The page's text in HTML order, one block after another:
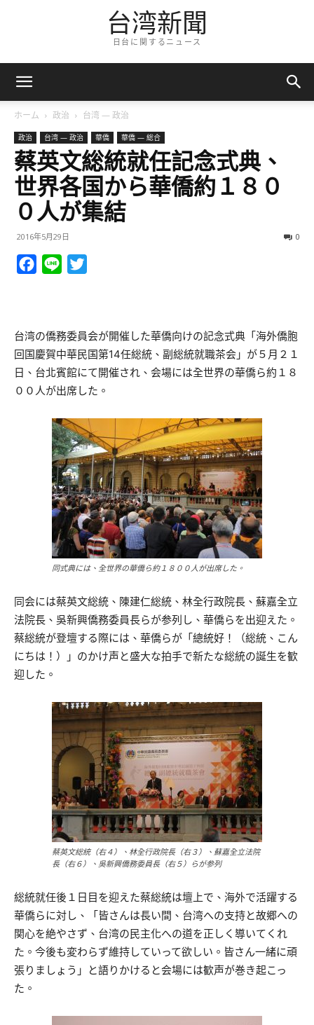
台湾新聞
日台に関するニュース
ホーム 政治 台湾 — 政治
政治 台湾 — 政治 華僑 華僑 — 総合
蔡英文総統就任記念式典、
世界各国から華僑約１８０
０人が集結
2016年5月29日 0
Facebook
Line
台湾の僑務委員会が開催した華僑向けの記念式典「海外僑胞
回国慶賀中華民国第14任総統、副総統就職茶会」が５月２１
日、台北賓館にて開催され、会場には全世界の華僑ら約１８
００人が出席した。
同式典には、全世界の華僑ら約１８００人が出席した。
同会には蔡英文総統、陳建仁総統、林全行政院長、蘇嘉全立
法院長、吳新興僑務委員長らが参列し、華僑らを出迎えた。
蔡総統が登壇する際には、華僑らが「總統好！（総統、こん
にちは！）」のかけ声と盛大な拍手で新たな総統の誕生を歓
迎した。
蔡英文総統（右４）、林全行政院長（右３）、蘇嘉全立法院
長（右６）、吳新興僑務委員長（右５）らが参列
総統就任後１日目を迎えた蔡総統は壇上で、海外で活躍する
華僑らに対し、「皆さんは長い間、台湾への支持と故郷への
関心を絶やさず、台湾の民主化への道を正しく導いてくれ
た。今後も変わらず維持していって欲しい。皆さん一緒に頑
張りましょう」と語りかけると会場には歓声が巻き起こっ
た。